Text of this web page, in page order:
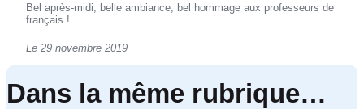
Bel après-midi, belle ambiance, bel hommage aux professeurs de
français !
Le 29 novembre 2019
Dans la même rubrique…